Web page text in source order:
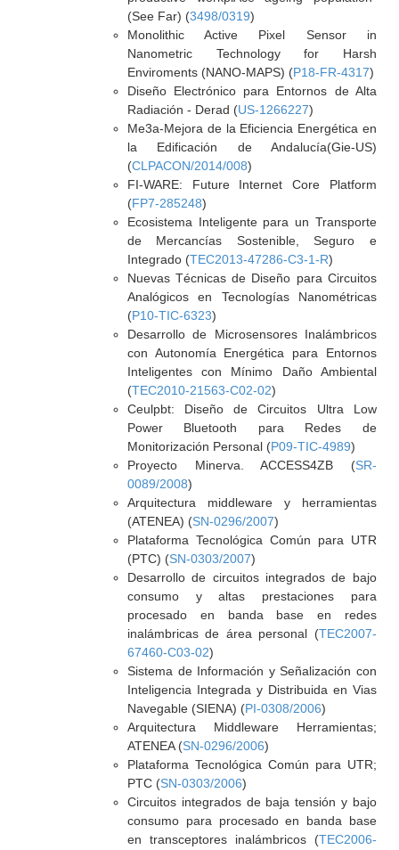
(See Far) (3498/0319)
Monolithic Active Pixel Sensor in
Nanometric Technology for Harsh
Enviroments (NANO-MAPS) (P18-FR-4317)
Diseño Electrónico para Entornos de Alta
Radiación - Derad (US-1266227)
Me3a-Mejora de la Eficiencia Energética en
la Edificación de Andalucía(Gie-US)
(CLPACON/2014/008)
FI-WARE: Future Internet Core Platform
(FP7-285248)
Ecosistema Inteligente para un Transporte
de Mercancías Sostenible, Seguro e
Integrado (TEC2013-47286-C3-1-R)
Nuevas Técnicas de Diseño para Circuitos
Analógicos en Tecnologías Nanométricas
(P10-TIC-6323)
Desarrollo de Microsensores Inalámbricos
con Autonomía Energética para Entornos
Inteligentes con Mínimo Daño Ambiental
(TEC2010-21563-C02-02)
Ceulpbt: Diseño de Circuitos Ultra Low
Power Bluetooth para Redes de
Monitorización Personal (P09-TIC-4989)
Proyecto Minerva. ACCESS4ZB (SR-
0089/2008)
Arquitectura middleware y herramientas
(ATENEA) (SN-0296/2007)
Plataforma Tecnológica Común para UTR
(PTC) (SN-0303/2007)
Desarrollo de circuitos integrados de bajo
consumo y altas prestaciones para
procesado en banda base en redes
inalámbricas de área personal (TEC2007-
67460-C03-02)
Sistema de Información y Señalización con
Inteligencia Integrada y Distribuida en Vias
Navegable (SIENA) (PI-0308/2006)
Arquitectura Middleware Herramientas;
ATENEA (SN-0296/2006)
Plataforma Tecnológica Común para UTR;
PTC (SN-0303/2006)
Circuitos integrados de baja tensión y bajo
consumo para procesado en banda base
en transceptores inalámbricos (TEC2006-